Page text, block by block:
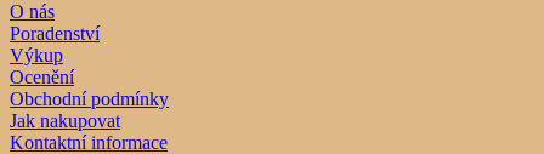
O nás
Poradenství
Výkup
Ocenění
Obchodní podmínky
Jak nakupovat
Kontaktní informace